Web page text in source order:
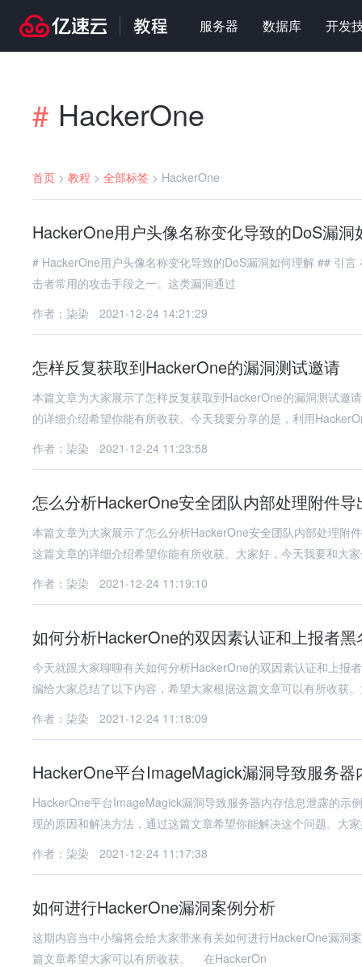
服务器 数据库 开发
# HackerOne
首页 > 教程 > 全部标签 > HackerOne
HackerOne用户头像名称变化导致的DoS漏洞
# HackerOne用户头像名称变化导致的DoS漏洞如何理解 ## 引言 在网络安全领域，拒绝服务（Denial of Service, DoS）漏洞一直是攻
击者常用的攻击手段之一。这类漏洞通过
作者：柒染
2021-12-24 14:21:29
怎样反复获取到HackerOne的漏洞测试邀请
本篇文章为大家展示了怎样反复获取到HackerOne的漏洞测试邀
的详细介绍希望你能有所收获。今天我要分享的是，利用
作者：柒染
2021-12-24 11:23:58
怎么分析HackerOne安全团队内部处理附件导
本篇文章为大家展示了怎么分析HackerOne安全团队内部处理附
这篇文章的详细介绍希望你能有所收获。大家好，今天我要和大
作者：柒染
2021-12-24 11:19:10
如何分析HackerOne的双因素认证和上报者
今天就跟大家聊聊有关如何分析HackerOne的双因素认证和上报
编给大家总结了以下内容，希望大家根据这篇文章可以有所收获
作者：柒染
2021-12-24 11:18:09
HackerOne平台ImageMagick漏洞导致服务
HackerOne平台ImageMagick漏洞导致服务器内存信息泄露的示
现的原因和解决方法，通过这篇文章希望你能解决这个问题。大
作者：柒染
2021-12-24 11:17:38
如何进行HackerOne漏洞案例分析
这期内容当中小编将会给大家带来有关如何进行HackerOne漏洞
篇文章希望大家可以有所收获。 在HackerOn